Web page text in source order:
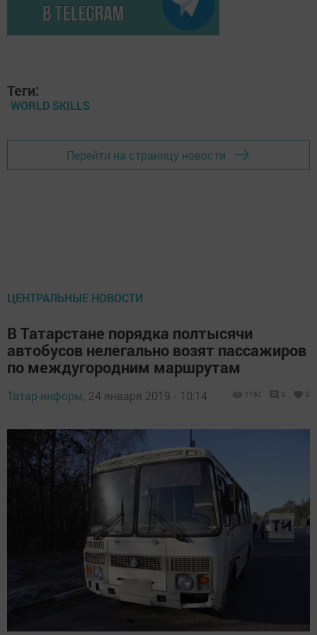
Теги:
WORLD SKILLS
Перейти на страницу новости
ЦЕНТРАЛЬНЫЕ НОВОСТИ
В Татарстане порядка полтысячи
автобусов нелегально возят пассажиров
по междугородним маршрутам
Татар-информ, 24 января 2019 - 10:14 1162 0 0